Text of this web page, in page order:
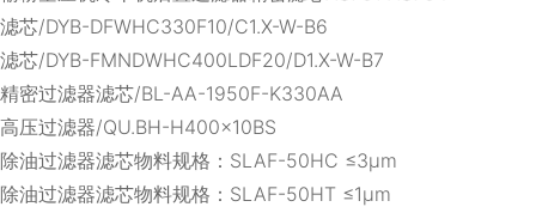
滤芯/DYB-DFWHC330F10/C1.X-W-B6
滤芯/DYB-FMNDWHC400LDF20/D1.X-W-B7
精密过滤器滤芯/BL-AA-1950F-K330AA
高压过滤器/QU.BH-H400×10BS
除油过滤器滤芯物料规格：SLAF-50HC ≤3μm
除油过滤器滤芯物料规格：SLAF-50HT ≤1μm